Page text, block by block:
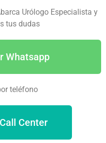
Urólogo Especialista y
tus dudas
Whatsapp
teléfono
Center